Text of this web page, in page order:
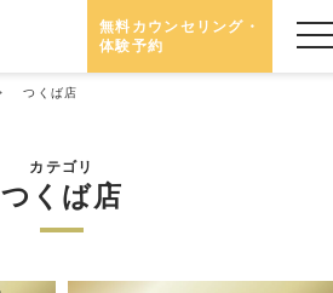
無料カウンセリング・
体験予約
つくば店
カテゴリ
つくば店